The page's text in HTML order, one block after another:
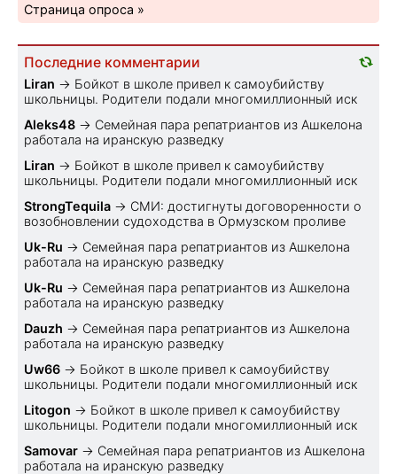
Страница опроса »
Последние комментарии
Liran → Бойкот в школе привел к самоубийству
школьницы. Родители подали многомиллионный иск
Aleks48 → Семейная пара репатриантов из Ашкелона
работала на иранскую разведку
Liran → Бойкот в школе привел к самоубийству
школьницы. Родители подали многомиллионный иск
StrongTequila → СМИ: достигнуты договоренности о
возобновлении судоходства в Ормузском проливе
Uk-Ru → Семейная пара репатриантов из Ашкелона
работала на иранскую разведку
Uk-Ru → Семейная пара репатриантов из Ашкелона
работала на иранскую разведку
Dauzh → Семейная пара репатриантов из Ашкелона
работала на иранскую разведку
Uw66 → Бойкот в школе привел к самоубийству
школьницы. Родители подали многомиллионный иск
Litogon → Бойкот в школе привел к самоубийству
школьницы. Родители подали многомиллионный иск
Samovar → Семейная пара репатриантов из Ашкелона
работала на иранскую разведку